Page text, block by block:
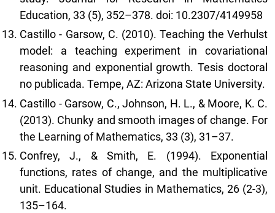
Education, 33 (5), 352–378. doi: 10.2307/4149958
Castillo - Garsow, C. (2010). Teaching the Verhulst
model: a teaching experiment in covariational
reasoning and exponential growth. Tesis doctoral
no publicada. Tempe, AZ: Arizona State University.
Castillo - Garsow, C., Johnson, H. L., & Moore, K. C.
(2013). Chunky and smooth images of change. For
the Learning of Mathematics, 33 (3), 31–37.
Confrey, J., & Smith, E. (1994). Exponential
functions, rates of change, and the multiplicative
unit. Educational Studies in Mathematics, 26 (2-3),
135–164.